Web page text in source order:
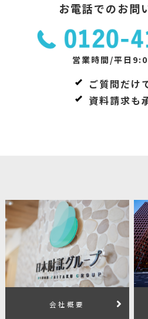
お電話でのお問
営業時間/平日
ご質問だけ
資料請求も
会社概要